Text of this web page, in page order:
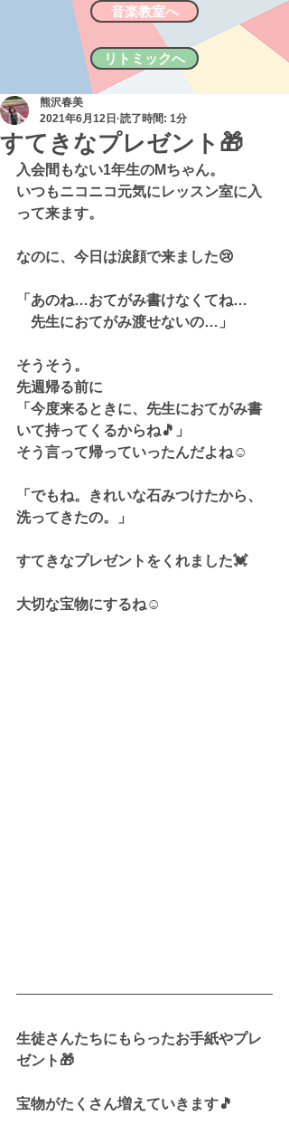
音楽教室へ
リトミックへ
すてきなプレゼント🎁
熊沢春美
2021年6月12日 読了時間: 1分
入会間もない1年生のMちゃん。
いつもニコニコ元気にレッスン室に入
って来ます。
なのに、今日は涙顔で来ました😢
「あのね…おてがみ書けなくてね…
先生におてがみ渡せないの…」
そうそう。
先週帰る前に
「今度来るときに、先生におてがみ書
いて持ってくるからね🎵」
そう言って帰っていったんだよね☺
「でもね。きれいな石みつけたから、
洗ってきたの。」
すてきなプレゼントをくれました💓
大切な宝物にするね☺
生徒さんたちにもらったお手紙やプレ
ゼント🎁
宝物がたくさん増えていきます🎵